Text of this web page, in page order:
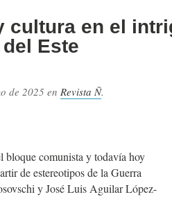
cultura en el
Este
de 2025en Revista Ñ.
bloque comunista y todavía hoy
de estereotipos de la Guerra
y José Luis Aguilar López-